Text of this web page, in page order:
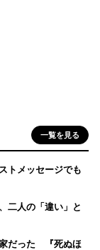
一覧を見る
トメッセージでも
二人の「違い」と
だった 『死ぬほ